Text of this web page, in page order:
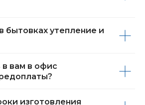
бытовках утепление и
вам в офис
изготовления